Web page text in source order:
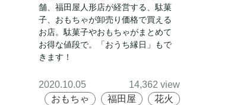
舗、福田屋人形店が経営する、駄菓
子、おもちゃが卸売り価格で買える
お店。駄菓子やおもちゃがまとめて
お得な値段で。「おうち縁日」もで
きます！
2020.10.05
14,362 view
おもちゃ
福田屋
花火